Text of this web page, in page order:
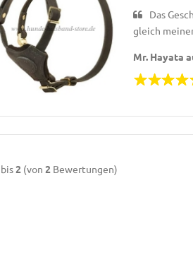
Das
gleich
Mr. Hayata
bis2(von 2Bewertungen)